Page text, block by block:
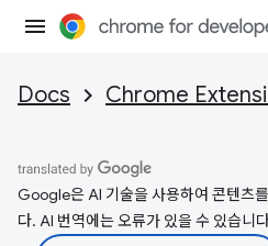
Docs Chrome
Google은 AI 기술을 사용하여 콘텐츠
다. AI 번역에는 오류가 있을 수 있습니